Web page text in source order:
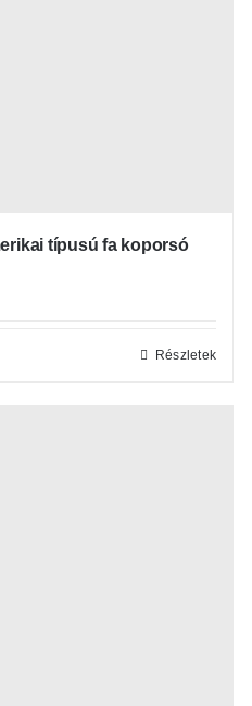
típusú fa koporsó
Részletek